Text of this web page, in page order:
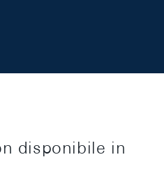
disponibile in